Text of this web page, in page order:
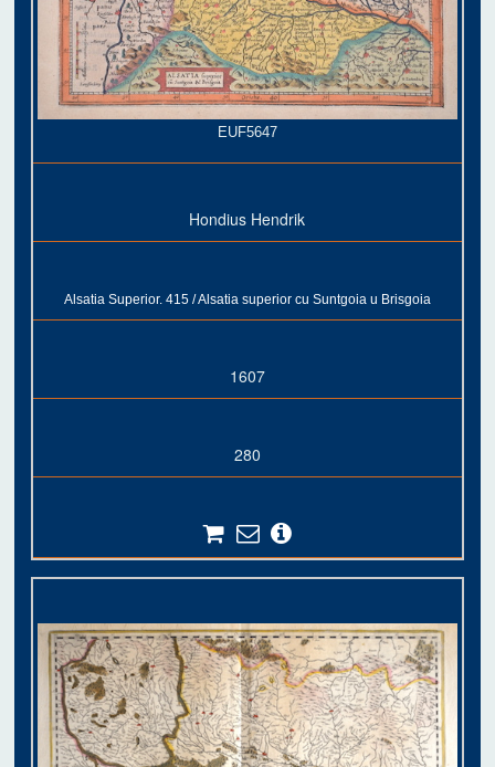
EUF5647
Hondius Hendrik
Alsatia Superior. 415 / Alsatia superior cu Suntgoia u Brisgoia
1607
280